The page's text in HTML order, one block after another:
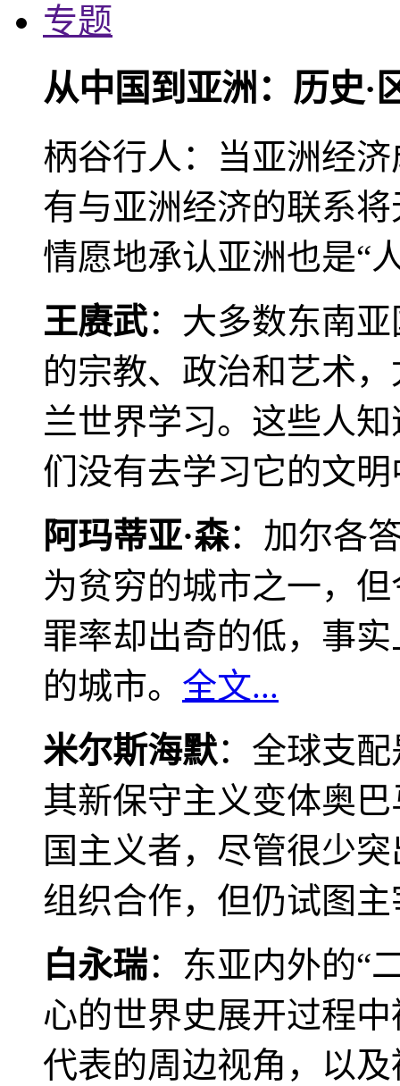
专题
从中国到亚洲：历史·
柄谷行人：当亚洲经
有与亚洲经济的联系
情愿地承认亚洲也是“
王赓武：大多数东南
的宗教、政治和艺术
兰世界学习。这些人
们没有去学习它的文
阿玛蒂亚·森：加尔各
为贫穷的城市之一，
罪率却出奇的低，事
的城市。 全文...
米尔斯海默：全球支
其新保守主义变体奥
国主义者，尽管很少
组织合作，但仍试图
白永瑞：东亚内外的“
心的世界史展开过程
代表的周边视角，以